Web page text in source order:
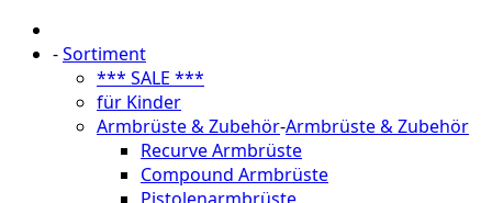
-Sortiment
*** SALE ***
für Kinder
Armbrüste & Zubehör-Armbrüste & Zubehör
Recurve Armbrüste
Compound Armbrüste